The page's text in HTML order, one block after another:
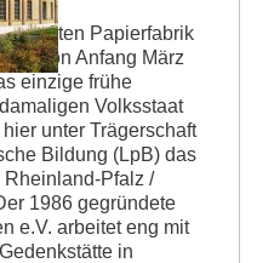
Papierfabrik
von Anfang März
einzige frühe
Volksstaat
unter Trägerschaft
Bildung (LpB) das
Rheinland-Pfalz /
1986 gegründete
e.V. arbeitet eng mit
in